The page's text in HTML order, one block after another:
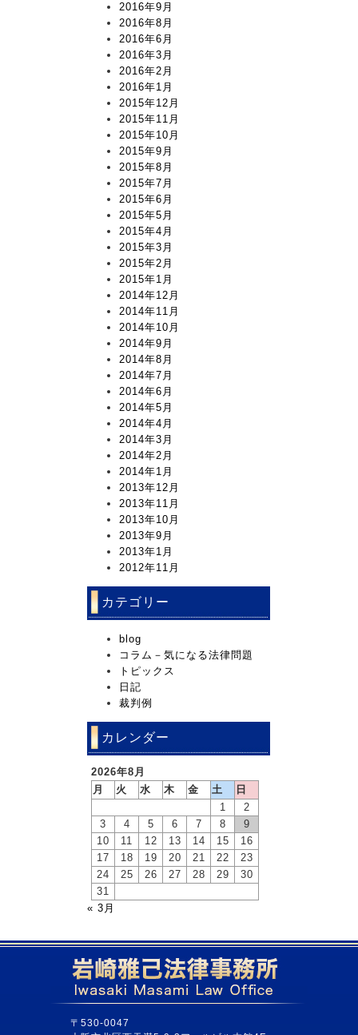
2016年9月
2016年8月
2016年6月
2016年3月
2016年2月
2016年1月
2015年12月
2015年11月
2015年10月
2015年9月
2015年8月
2015年7月
2015年6月
2015年5月
2015年4月
2015年3月
2015年2月
2015年1月
2014年12月
2014年11月
2014年10月
2014年9月
2014年8月
2014年7月
2014年6月
2014年5月
2014年4月
2014年3月
2014年2月
2014年1月
2013年12月
2013年11月
2013年10月
2013年9月
2013年1月
2012年11月
カテゴリー
blog
コラム－気になる法律問題
トピックス
日記
裁判例
カレンダー
2026年8月
月
火 水 木 金 土
日
1
2
3
4 5 6 7 8
9
10
11 12 13 14 15
16
17
18 19 20 21 22
23
24
25 26 27 28 29
30
31
« 3月
〒530-0047